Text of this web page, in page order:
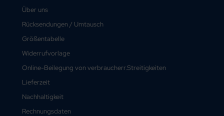
Über uns
Rücksendungen / Umtausch
Größentabelle
Widerrufvorlage
Online-Beilegung von verbraucherr.Streitigkeiten
Lieferzeit
Nachhaltigkeit
Rechnungsdaten